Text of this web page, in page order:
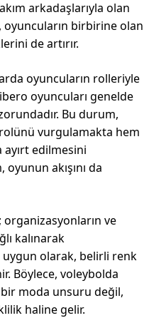
arkadaşlarıyla olan
birbirine olan
de artırır.
oyuncuların rolleriyle
oyuncuları genelde
Bu durum,
vurgulamakta hem
edilmesini
akışını da
ve
kalınarak
olarak, belirli renk
Böylece, voleybolda
moda unsuru değil,
haline gelir.